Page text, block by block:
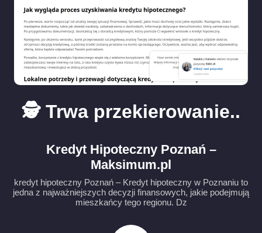
🕵️ Trwa przekierowanie..
Kredyt Hipoteczny Poznań –
Maksimum.pl
kredyt hipoteczny Poznań – Kredyt hipoteczny w Poznaniu to
jedna z najważniejszych decyzji finansowych, jakie podejmują
mieszkańcy tego regionu. Dz